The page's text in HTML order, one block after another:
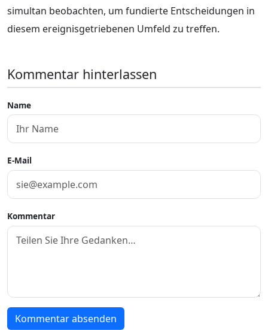
simultan beobachten, um fundierte Entscheidungen in
diesem ereignisgetriebenen Umfeld zu treffen.
Kommentar hinterlassen
Name
E-Mail
Kommentar
Kommentar absenden